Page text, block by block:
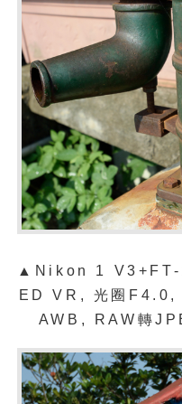
▲Nikon 1
ED VR, 光圈
AWB, RAW轉